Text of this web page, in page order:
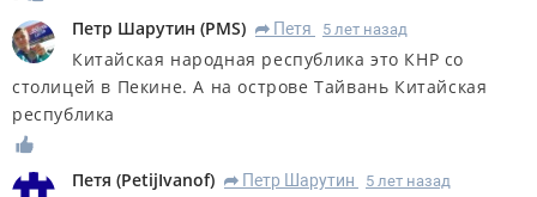
Петр Шарутин (PMS) R Петя 5 лет назад
Китайская народная республика это КНР со
столицей в Пекине. А на острове Тайвань Китайская
республика
Петя (PetijIvanof) R Петр Шарутин 5 лет назад